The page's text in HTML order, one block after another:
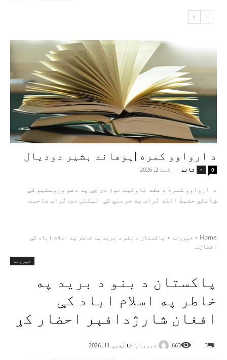
د ارواوو کمره |پوهاند بشیر دودیال
+ تاند - اګست 2, 2026 0
د ارواوو کمره د هغه ناولیت نوم دی چې په دغو وروستیو کې
ښاغلي حفیظ الله تُراب په جرمني کې لیکلی دی. تُراب صاحب...